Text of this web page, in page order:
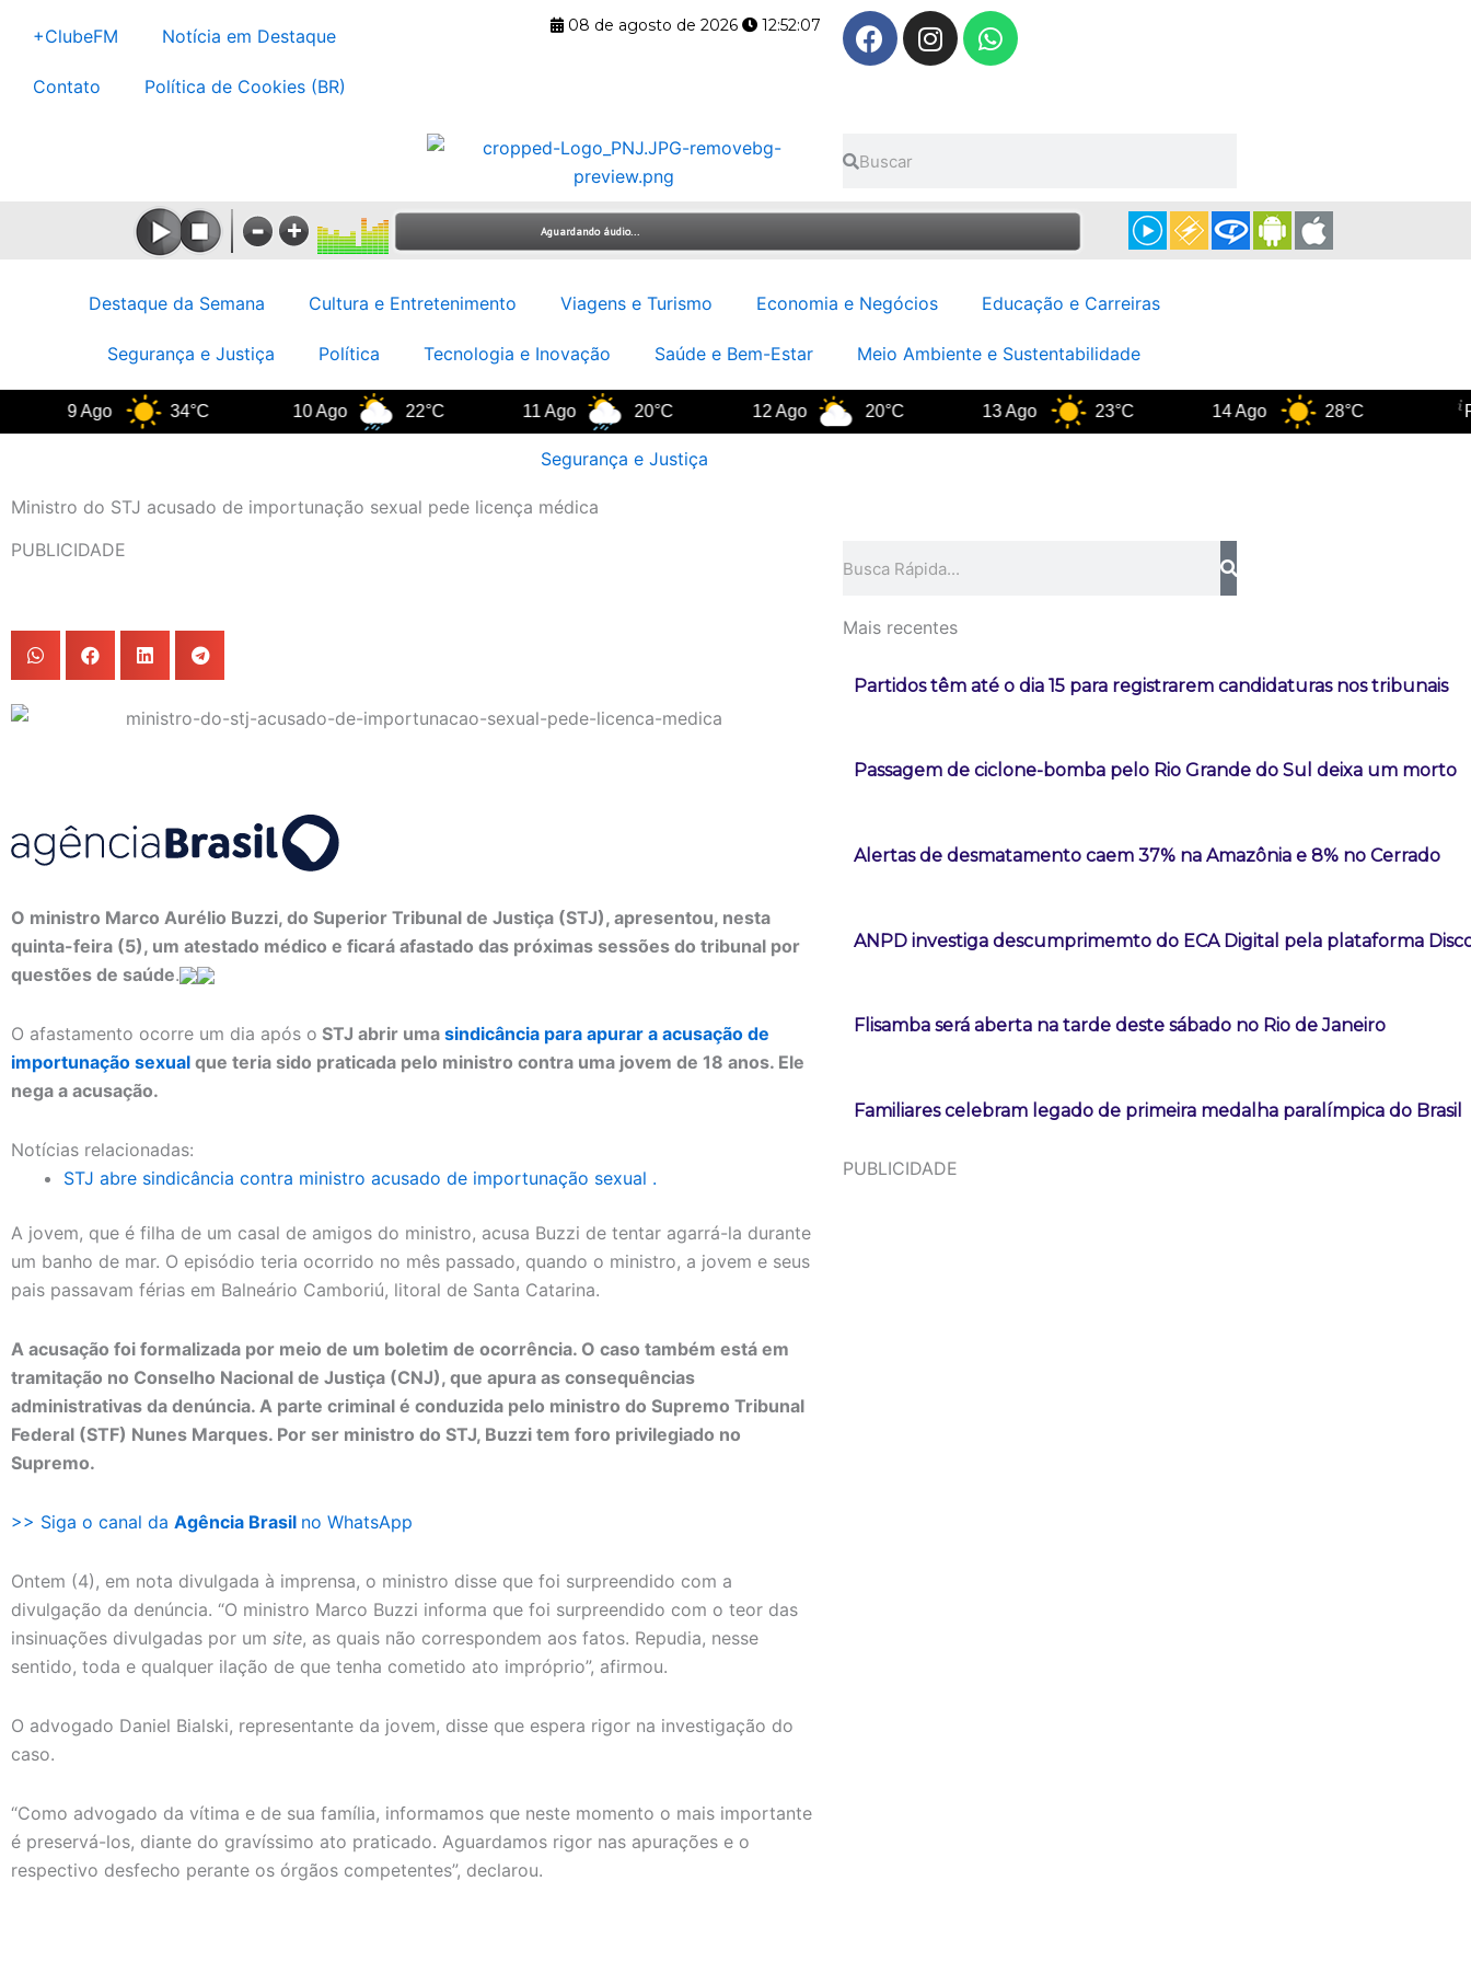
para
conteúdo
+ClubeFM Notícia em Destaque
Contato Política de Cookies (BR)
08 de agosto de 2026 12:52:08
F
a
o
k
I
n
a
m
W
h
p
Destaque da Semana Cultura e Entretenimento Viagens e Turismo Economia e Negócios Educação e Carreiras
Segurança e Justiça Política Tecnologia e Inovação Saúde e Bem-Estar Meio Ambiente e Sustentabilidade
9 Ago 34°C 10 Ago 22°C 11 Ago 20°C 12 Ago 20°C 13 Ago 23°C 14 Ago 28°C
Segurança e Justiça
Ministro do STJ acusado de importunação sexual pede licença médica
PUBLICIDADE
O ministro Marco Aurélio Buzzi, do Superior Tribunal de Justiça (STJ), apresentou, nesta
quinta-feira (5), um atestado médico e ficará afastado das próximas sessões do tribunal por
questões de saúde.
O afastamento ocorre um dia após o STJ abrir uma sindicância para apurar a acusação de
importunação sexual que teria sido praticada pelo ministro contra uma jovem de 18 anos. Ele
nega a acusação.
Notícias relacionadas:
STJ abre sindicância contra ministro acusado de importunação sexual .
A jovem, que é filha de um casal de amigos do ministro, acusa Buzzi de tentar agarrá-la durante
um banho de mar. O episódio teria ocorrido no mês passado, quando o ministro, a jovem e seus
pais passavam férias em Balneário Camboriú, litoral de Santa Catarina.
A acusação foi formalizada por meio de um boletim de ocorrência. O caso também está em
tramitação no Conselho Nacional de Justiça (CNJ), que apura as consequências
administrativas da denúncia. A parte criminal é conduzida pelo ministro do Supremo Tribunal
Federal (STF) Nunes Marques. Por ser ministro do STJ, Buzzi tem foro privilegiado no
Supremo.
>> Siga o canal da Agência Brasil no WhatsApp
Ontem (4), em nota divulgada à imprensa, o ministro disse que foi surpreendido com a
divulgação da denúncia. “O ministro Marco Buzzi informa que foi surpreendido com o teor das
insinuações divulgadas por um site, as quais não correspondem aos fatos. Repudia, nesse
sentido, toda e qualquer ilação de que tenha cometido ato impróprio”, afirmou.
O advogado Daniel Bialski, representante da jovem, disse que espera rigor na investigação do
caso.
“Como advogado da vítima e de sua família, informamos que neste momento o mais importante
é preservá-los, diante do gravíssimo ato praticado. Aguardamos rigor nas apurações e o
respectivo desfecho perante os órgãos competentes”, declarou.
Mais recentes
Partidos têm até o dia 15 para registrarem candidaturas nos tribunais
Passagem de ciclone-bomba pelo Rio Grande do Sul deixa um morto
Alertas de desmatamento caem 37% na Amazônia e 8% no Cerrado
ANPD investiga descumprimemto do ECA Digital pela plataforma
Flisamba será aberta na tarde deste sábado no Rio de Janeiro
Familiares celebram legado de primeira medalha paralímpica do Brasil
PUBLICIDADE